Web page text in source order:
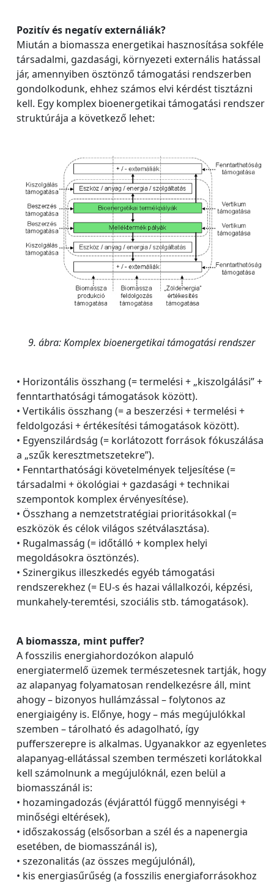
Pozitív és negatív externáliák?
Miután a biomassza energetikai hasznosítása sokféle
társadalmi, gazdasági, környezeti externális hatással
jár, amennyiben ösztönző támogatási rendszerben
gondolkodunk, ehhez számos elvi kérdést tisztázni
kell. Egy komplex bioenergetikai támogatási rendszer
struktúrája a következő lehet:
9. ábra: Komplex bioenergetikai támogatási rendszer
• Horizontális összhang (= termelési + „kiszolgálási” +
fenntarthatósági támogatások között).
• Vertikális összhang (= a beszerzési + termelési +
feldolgozási + értékesítési támogatások között).
• Egyenszilárdság (= korlátozott források fókuszálása
a „szűk keresztmetszetekre”).
• Fenntarthatósági követelmények teljesítése (=
társadalmi + ökológiai + gazdasági + technikai
szempontok komplex érvényesítése).
• Összhang a nemzetstratégiai prioritásokkal (=
eszközök és célok világos szétválasztása).
• Rugalmasság (= időtálló + komplex helyi
megoldásokra ösztönzés).
• Szinergikus illeszkedés egyéb támogatási
rendszerekhez (= EU-s és hazai vállalkozói, képzési,
munkahely-teremtési, szociális stb. támogatások).
A biomassza, mint puffer?
A fosszilis energiahordozókon alapuló
energiatermelő üzemek természetesnek tartják, hogy
az alapanyag folyamatosan rendelkezésre áll, mint
ahogy – bizonyos hullámzással – folytonos az
energiaigény is. Előnye, hogy – más megújulókkal
szemben – tárolható és adagolható, így
pufferszerepre is alkalmas. Ugyanakkor az egyenletes
alapanyag-ellátással szemben természeti korlátokkal
kell számolnunk a megújulóknál, ezen belül a
biomasszánál is:
• hozamingadozás (évjárattól függő mennyiségi +
minőségi eltérések),
• időszakosság (elsősorban a szél és a napenergia
esetében, de biomasszánál is),
• szezonalitás (az összes megújulónál),
• kis energiasűrűség (a fosszilis energiaforrásokhoz